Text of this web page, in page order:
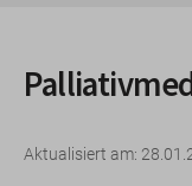
Aktualisiert am: